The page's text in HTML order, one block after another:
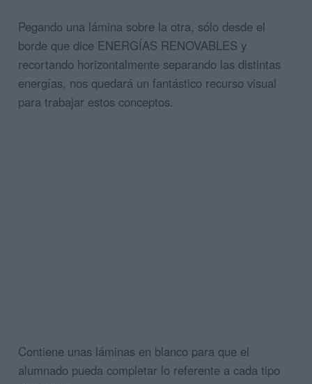
Pegando una lámina sobre la otra, sólo desde el
borde que dice ENERGÍAS RENOVABLES y
recortando horizontalmente separando las distintas
energías, nos quedará un fantástico recurso visual
para trabajar estos conceptos.
Contiene unas láminas en blanco para que el
alumnado pueda completar lo referente a cada tipo